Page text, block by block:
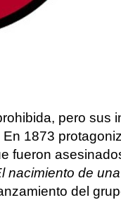
pero sus
1873
fueron
nacimiento de
del